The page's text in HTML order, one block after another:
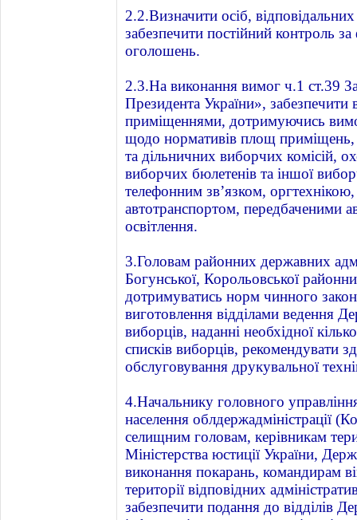
2.2.Визначити осіб,
забезпечити постійний контроль
оголошень.
2.3.На виконання вимог ч.1 ст.39
Президента України», забезпечити
приміщеннями, дотримуючись
щодо нормативів площ
та дільничних виборчих комісій,
виборчих бюлетенів та іншої
телефонним зв’язком,
автотранспортом, передбаченими
освітлення.
3.Головам районних державних
Богунської, Корольовської
дотримуватись норм чинного
виготовлення відділами ведення
виборців, наданні необхідної
списків виборців, рекомендувати
обслуговування друкувальної
4.Начальнику головного
населення облдержадміністрації
селищним головам, керівникам
Міністерства юстиції України,
виконання покарань, командирам
території відповідних
забезпечити подання до відділів